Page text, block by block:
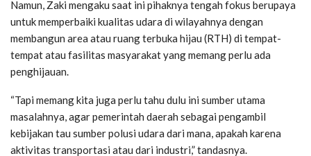
Namun, Zaki mengaku saat ini pihaknya tengah fokus berupaya
untuk memperbaiki kualitas udara di wilayahnya dengan
membangun area atau ruang terbuka hijau (RTH) di tempat-
tempat atau fasilitas masyarakat yang memang perlu ada
penghijauan.
“Tapi memang kita juga perlu tahu dulu ini sumber utama
masalahnya, agar pemerintah daerah sebagai pengambil
kebijakan tau sumber polusi udara dari mana, apakah karena
aktivitas transportasi atau dari industri,” tandasnya.